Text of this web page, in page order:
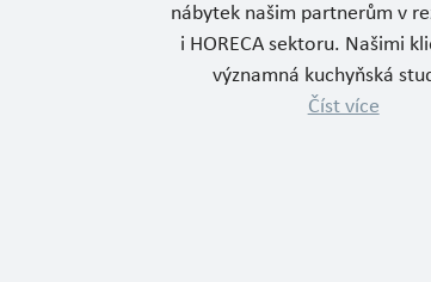
nábytek našim partnerům v
i HORECA sektoru. Našimi
významná kuchyňská
Číst více